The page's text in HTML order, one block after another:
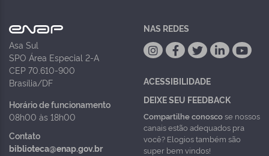
Asa Sul
SPO Área Especial 2-A
CEP 70.610-900
Brasília/DF
Horário de funcionamento
08h00 às 18h00
Contato
biblioteca@enap.gov.br
NAS REDES
ACESSIBILIDADE
DEIXE SEU FEEDBACK
Compartilhe conoscose nossos
canais estão adequados pra
você? Elogios também são
super bem vindos!